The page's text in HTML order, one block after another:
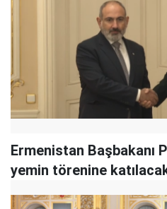
Ermenistan Başbakanı
yemin törenine